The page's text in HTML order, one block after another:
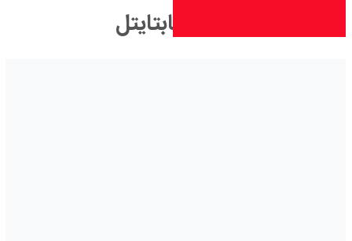
– بلو سابتايتل